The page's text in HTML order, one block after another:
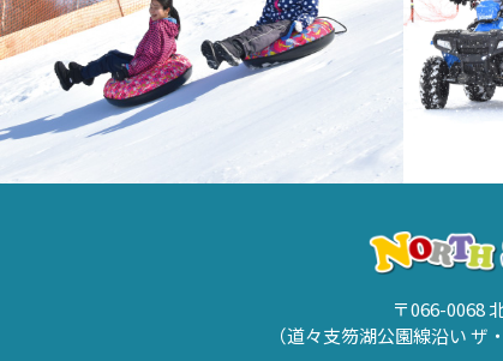
〒066-0068
（道々支笏湖公園線沿い ザ